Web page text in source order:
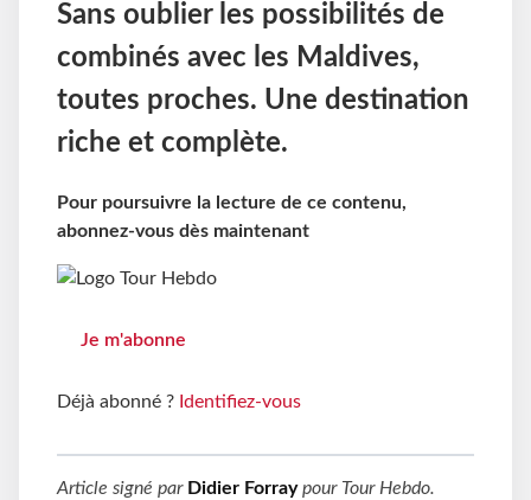
Sans oublier les possibilités de
combinés avec les Maldives,
toutes proches. Une destination
riche et complète.
Pour poursuivre la lecture de ce contenu,
abonnez-vous dès maintenant
Je m'abonne
Déjà abonné ? Identifiez-vous
Article signé par Didier Forraypour Tour Hebdo.